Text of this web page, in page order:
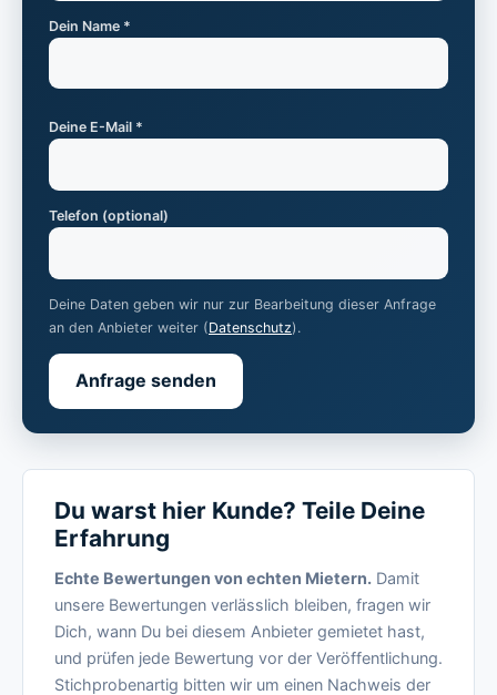
Dein Name *
Deine E-Mail *
Telefon (optional)
Deine Daten geben wir nur zur Bearbeitung dieser Anfrage
an den Anbieter weiter (Datenschutz).
Anfrage senden
Du warst hier Kunde? Teile Deine
Erfahrung
Echte Bewertungen von echten Mietern. Damit
unsere Bewertungen verlässlich bleiben, fragen wir
Dich, wann Du bei diesem Anbieter gemietet hast,
und prüfen jede Bewertung vor der Veröffentlichung.
Stichprobenartig bitten wir um einen Nachweis der